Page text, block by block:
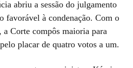
abriu a sessão do julgamento
favorável à condenação. Com o
a Corte compôs maioria para
placar de quatro votos a um.